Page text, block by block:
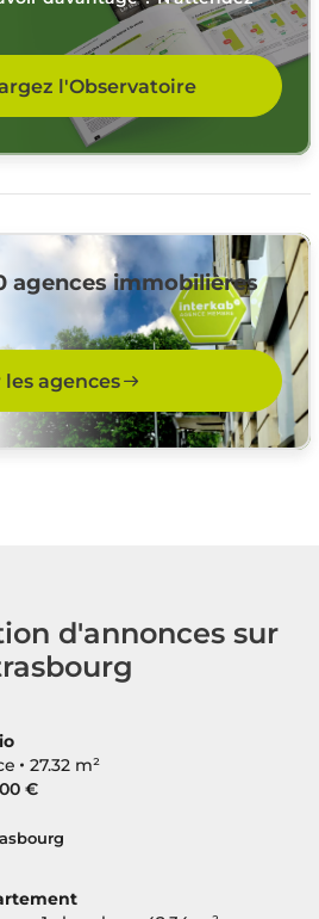
l'Observatoire
agences immobilières
les agences
d'annonces sur
27.32 m²
€